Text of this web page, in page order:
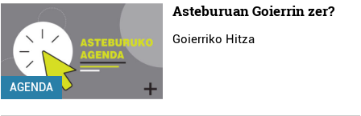
AGENDA
Asteburuan Goierrin zer?
Goierriko Hitza